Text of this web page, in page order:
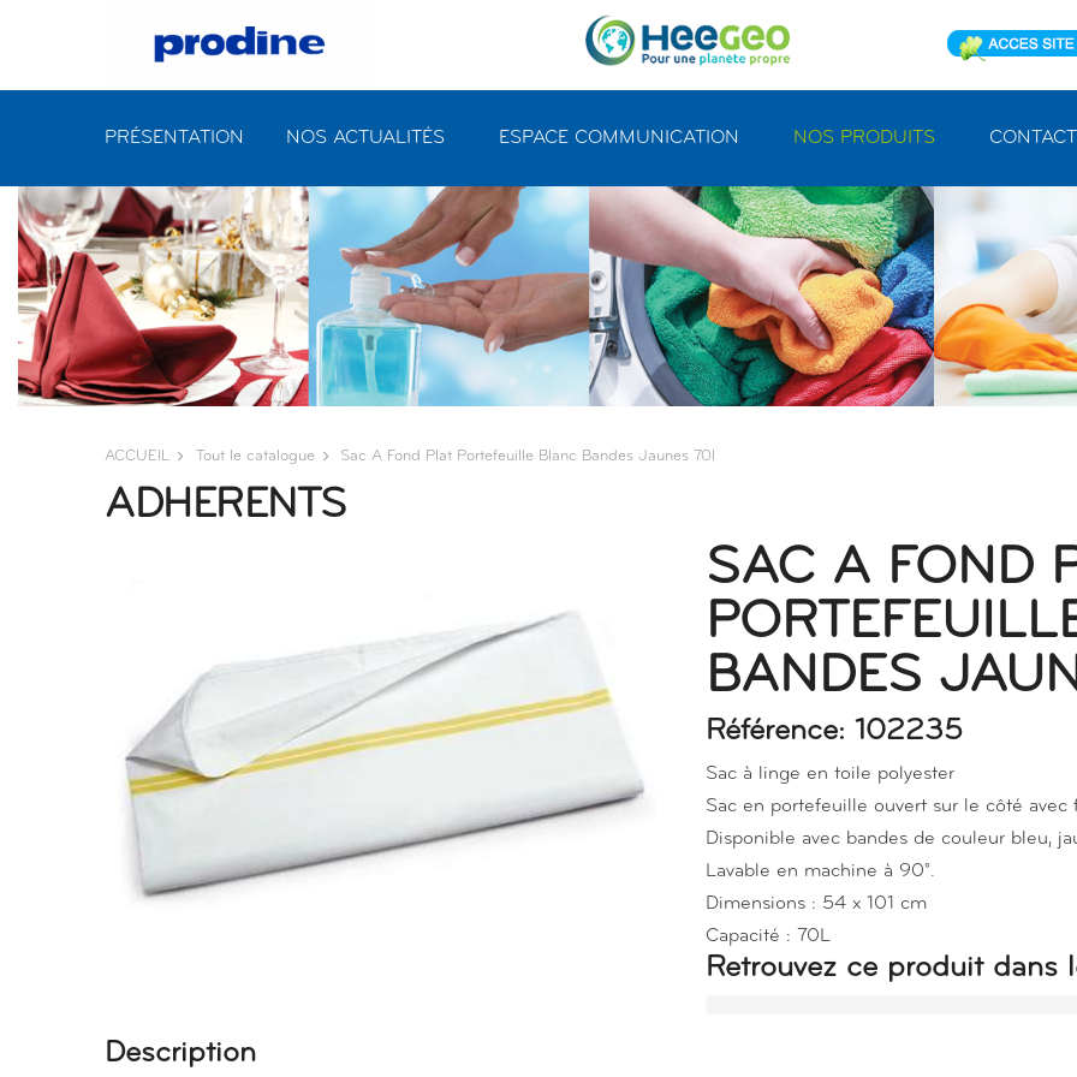
PRÉSENTATION NOS ACTUALITÉS ESPACE COMMUNICATION NOS PRODUITS
ACCUEIL Tout le catalogue Sac A Fond Plat Portefeuille Blanc Bandes Jaunes 70l
ADHERENTS
SAC A FOND
BANDES
Référence: 102235
Sac à linge en toile polyester
Sac en portefeuille ouvert sur le côté avec
Disponible avec bandes de couleur bleu,
Lavable en machine à 90°.
Dimensions : 54 x 101 cm
Capacité : 70L
Retrouvez ce produit dans
Description